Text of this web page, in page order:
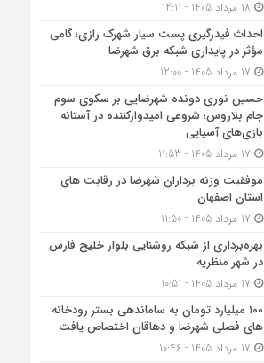
احداث فیدرگیری پست سیار شهرک رازی؛ گامی
مؤثر در پایداری شبکه برق شهرضا
حسین نوری دونده شهرضایی بر سکوی سوم
جام بلاروس؛ شروعی امیدوارکننده در آستانه
بازی‌های آسیایی
موفقیت وزنه برداران شهرضا در رقابت های
استان اصفهان
بهره‌برداری از شبکه روشنایی بلوار خلیج فارس
در شهر منظریه
۱۰۰ میلیارد تومان به ساماندهی بستر رودخانه
های فصلی شهرضا و دهاقان اختصاص یافت